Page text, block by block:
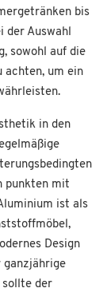
bis
der Auswahl
sowohl auf die
achten, um ein
in den
punkten mit
ist als
Design
sollte der